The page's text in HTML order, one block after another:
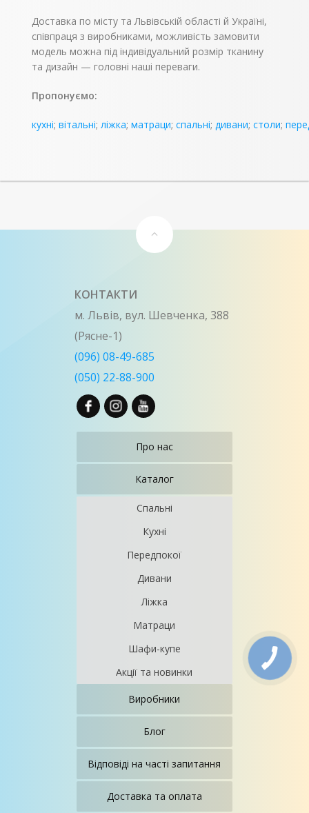
Доставка по місту та Львівській області й Україні,
співпраця з виробниками, можливість замовити
модель можна під індивідуальний розмір тканину
та дизайн — головні наші переваги.
Пропонуємо:
кухні;вітальні; ліжка;матраци;спальні; дивани;столи;
КОНТАКТИ
м. Львів, вул. Шевченка, 388
(Рясне-1)
(096) 08-49-685
(050) 22-88-900
Про нас
Каталог
Спальні
Кухні
Передпокої
Дивани
Ліжка
Матраци
Шафи-купе
Акції та новинки
Виробники
Блог
Відповіді на часті запитання
Доставка та оплата